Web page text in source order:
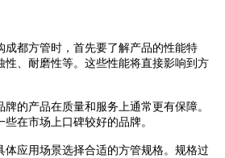
都方管时，首先要了解产品的性能特
性、耐磨性等。这些性能将直接影响到方
产品在质量和服务上通常更有保障。
在市场上口碑较好的品牌。
应用场景选择合适的方管规格。规格过